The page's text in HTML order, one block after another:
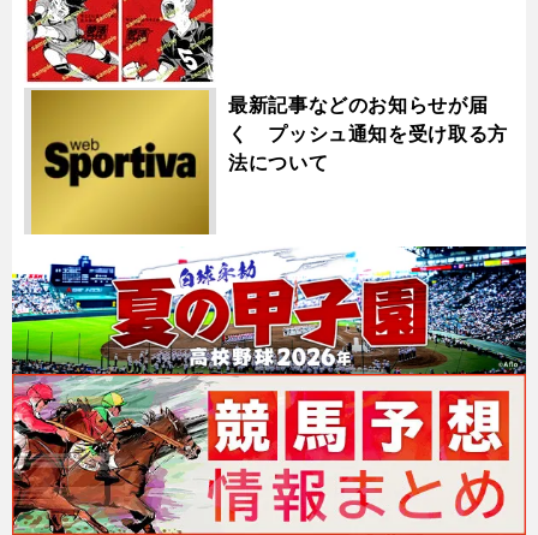
最新記事などのお知らせが届
く プッシュ通知を受け取る方
法について